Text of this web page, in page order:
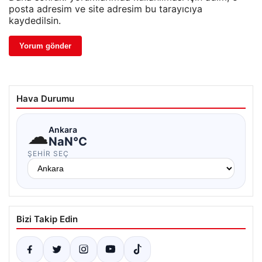
posta adresim ve site adresim bu tarayıcıya
kaydedilsin.
Hava Durumu
☁Ankara
NaN°C
ŞEHIR SEÇ
Bizi Takip Edin